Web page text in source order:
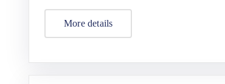
More details